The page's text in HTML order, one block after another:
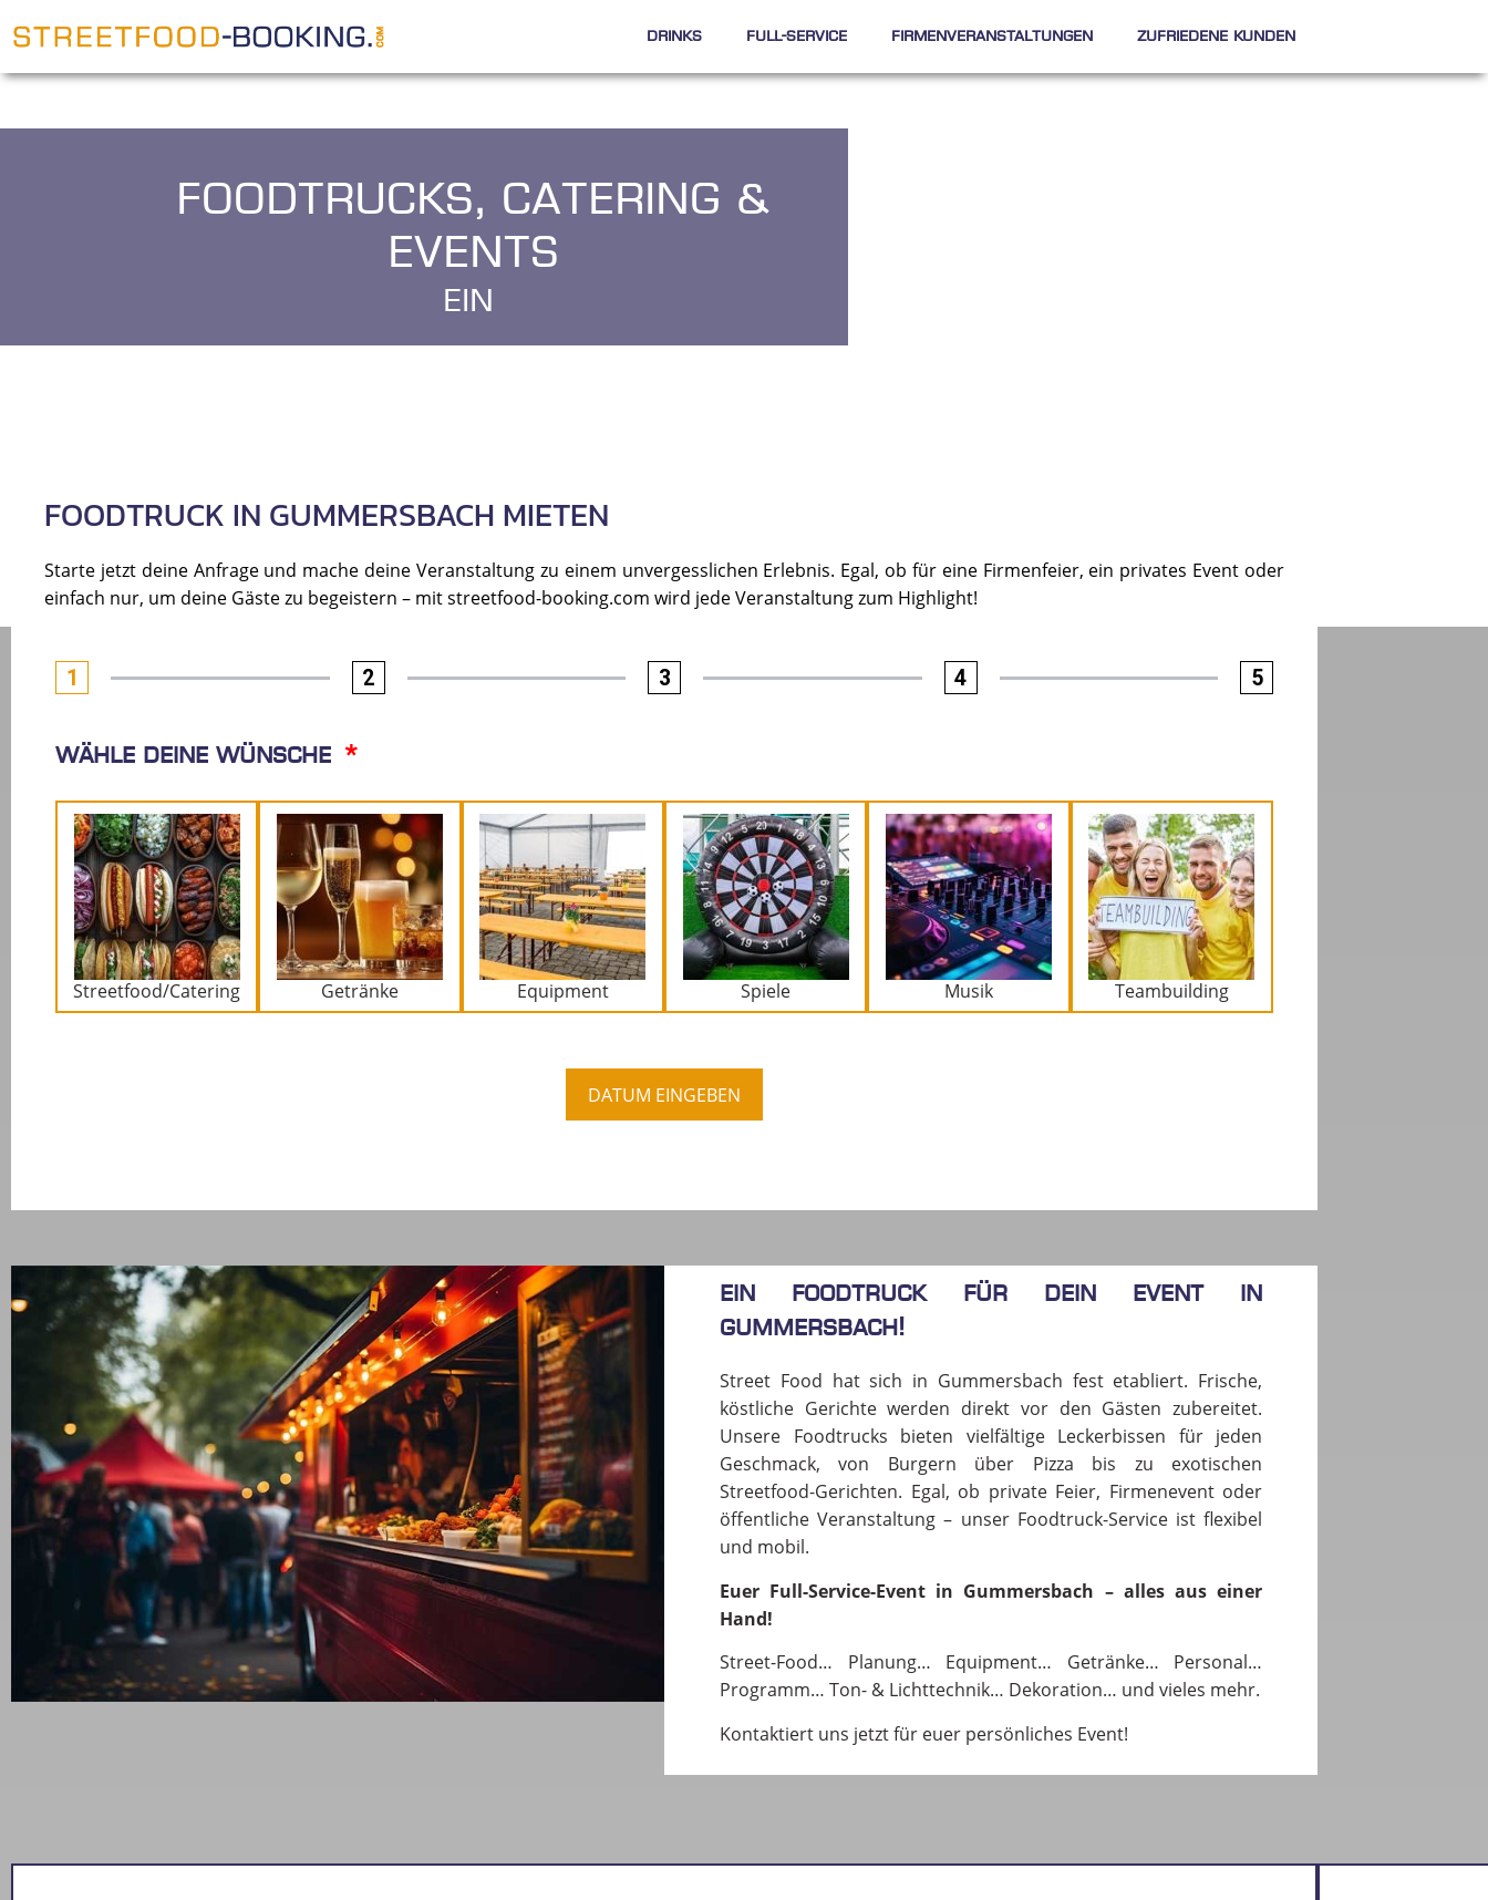
Drinks Full-Service Firmenveranstaltungen Zufriedene Kunden
Foodtrucks, Catering &
Events
n K
FOODTRUCK IN GUMMERSBACH MIETEN
Starte jetzt deine Anfrage und mache deine Veranstaltung zu einem unvergesslichen Erlebnis. Egal, ob für eine Firmenfeier, ein privates Event oder
einfach nur, um deine Gäste zu begeistern – mit streetfood-booking.com wird jede Veranstaltung zum Highlight!
1 2 3 4 5
Wähle deine Wünsche
Streetfood/Catering Getränke Equipment Spiele Musik Teambuilding
DATUM EINGEBEN
Ein Foodtruck für dein Event in
GUMMERSBACH!
Street Food hat sich in Gummersbach fest etabliert. Frische,
köstliche Gerichte werden direkt vor den Gästen zubereitet.
Unsere Foodtrucks bieten vielfältige Leckerbissen für jeden
Geschmack, von Burgern über Pizza bis zu exotischen
Streetfood-Gerichten. Egal, ob private Feier, Firmenevent oder
öffentliche Veranstaltung – unser Foodtruck-Service ist flexibel
und mobil.
Euer Full-Service-Event in Gummersbach – alles aus einer
Hand!
Street-Food… Planung… Equipment… Getränke… Personal…
Programm… Ton- & Lichttechnik… Dekoration… und vieles mehr.
Kontaktiert uns jetzt für euer persönliches Event!